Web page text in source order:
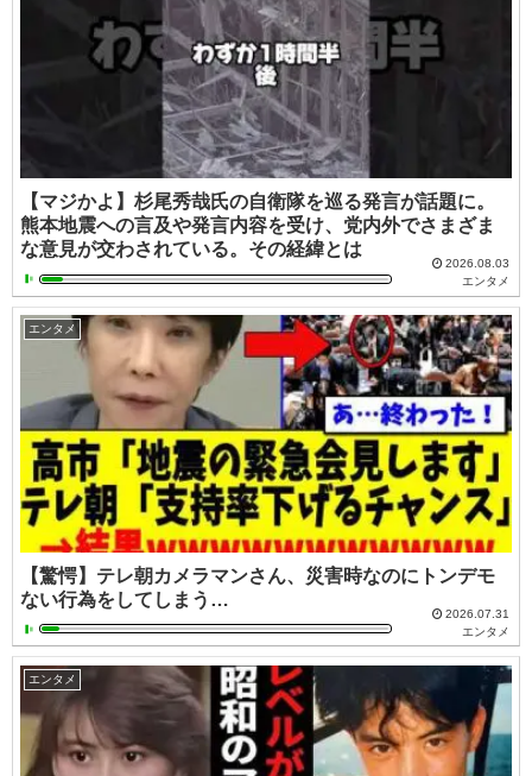
【マジかよ】杉尾秀哉氏の自衛隊を巡る発言が話題に。
熊本地震への言及や発言内容を受け、党内外でさまざま
な意見が交わされている。その経緯とは
2026.08.03
エンタメ
エンタメ
【驚愕】テレ朝カメラマンさん、災害時なのにトンデモ
ない行為をしてしまう…
2026.07.31
エンタメ
エンタメ